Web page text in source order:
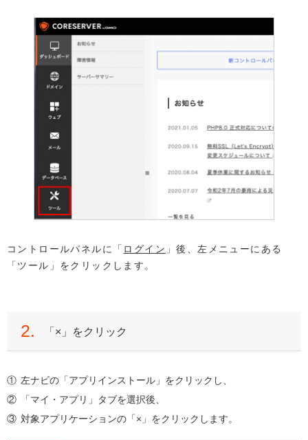
コントロールパネルに「 ログイン 」後、左メニューにある
「ツール」をクリックします。
2. 「×」をクリック
左ナビの「アプリインストール」をクリックし、
「マイ・アプリ」タブを選択後、
対象アプリケーションの「×」をクリックします。